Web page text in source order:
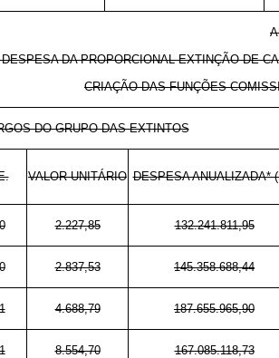
DA PROPORCIONAL EXTINÇÃO DE
CRIAÇÃO DAS FUNÇÕES
DO GRUPO DAS EXTINTOS
VALOR UNITÁRIO DESPESA ANUALIZADA*
2.227,85 132.241.811,95
2.837,53 145.358.688,44
4.688,79 187.655.965,90
8.554,70 167.085.118,73